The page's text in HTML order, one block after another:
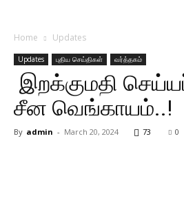
Home Updates
Updates புதிய செய்திகள் வர்த்தகம்
இறக்குமதி
சீன வெங்காயம்..!
By admin - March 20, 2024 73 0